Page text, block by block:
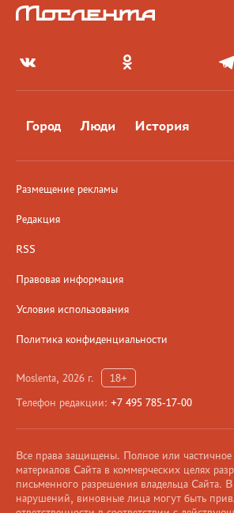
Город Люди История
Размещение рекламы
Редакция
RSS
Правовая информация
Условия использования
Политика конфиденциальности
Moslenta, 2026 г.
18+
Телефон редакции: +7 495 785-17-00
Все права защищены. Полное или частичное
материалов Сайта в коммерческих целях
письменного разрешения владельца Сайта.
нарушений, виновные лица могут быть